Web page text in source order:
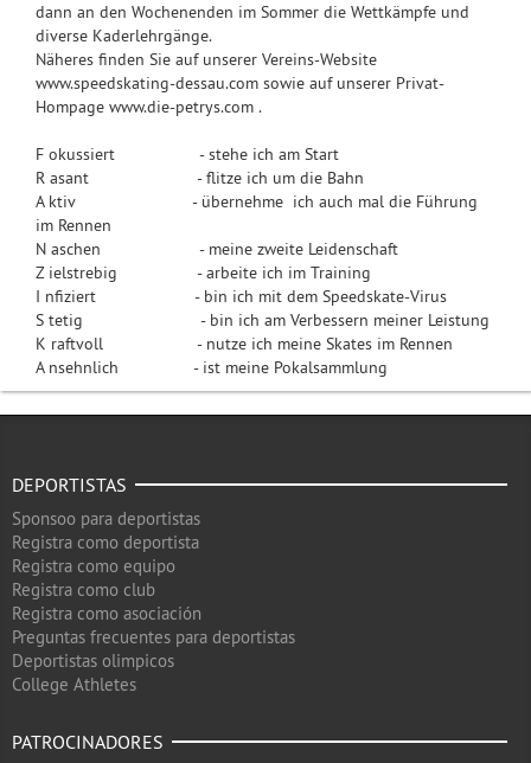
dann an den Wochenenden im Sommer die Wettkämpfe und
diverse Kaderlehrgänge.
Näheres finden Sie auf unserer Vereins-Website
www.speedskating-dessau.com sowie auf unserer Privat-
Hompage www.die-petrys.com .
F okussiert - stehe ich am Start
R asant - flitze ich um die Bahn
A ktiv - übernehme ich auch mal die Führung
im Rennen
N aschen - meine zweite Leidenschaft
Z ielstrebig - arbeite ich im Training
I nfiziert - bin ich mit dem Speedskate-Virus
S tetig - bin ich am Verbessern meiner Leistung
K raftvoll - nutze ich meine Skates im Rennen
A nsehnlich - ist meine Pokalsammlung
DEPORTISTAS
Sponsoo para deportistas
Registra como deportista
Registra como equipo
Registra como club
Registra como asociación
Preguntas frecuentes para deportistas
Deportistas olimpicos
College Athletes
PATROCINADORES